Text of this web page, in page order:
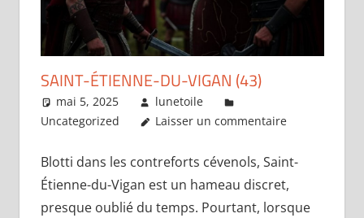
SAINT-ÉTIENNE-DU-VIGAN (43)
mai 5, 2025
lunetoile
Uncategorized
Laisser un commentaire
Blotti dans les contreforts cévenols, Saint-
Étienne-du-Vigan est un hameau discret,
presque oublié du temps. Pourtant, lorsque